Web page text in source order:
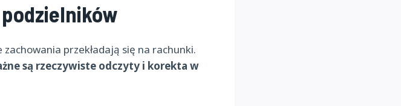
przekładają się na rachunki.
są rzeczywiste odczyty i korekta w